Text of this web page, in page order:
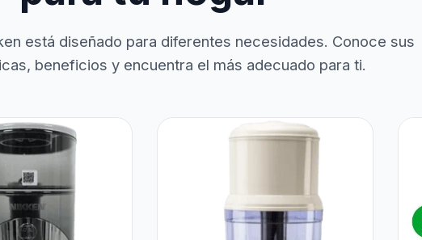
está diseñado para diferentes necesidades. Conoce sus
beneficios y encuentra el más adecuado para ti.